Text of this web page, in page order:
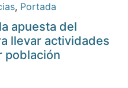
, Portada
apuesta del
llevar actividades
población